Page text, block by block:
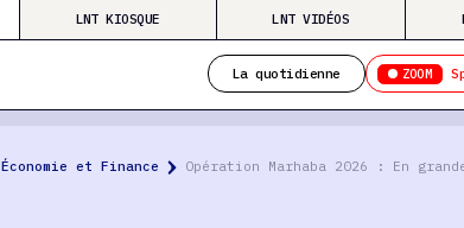
LNT KIOSQUE LNT VIDÉOS
La quotidienne ZOOM
Économie et Finance Opération Marhaba 2026 : En